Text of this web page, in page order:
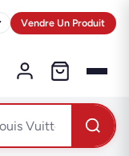
Vendre Un Produit